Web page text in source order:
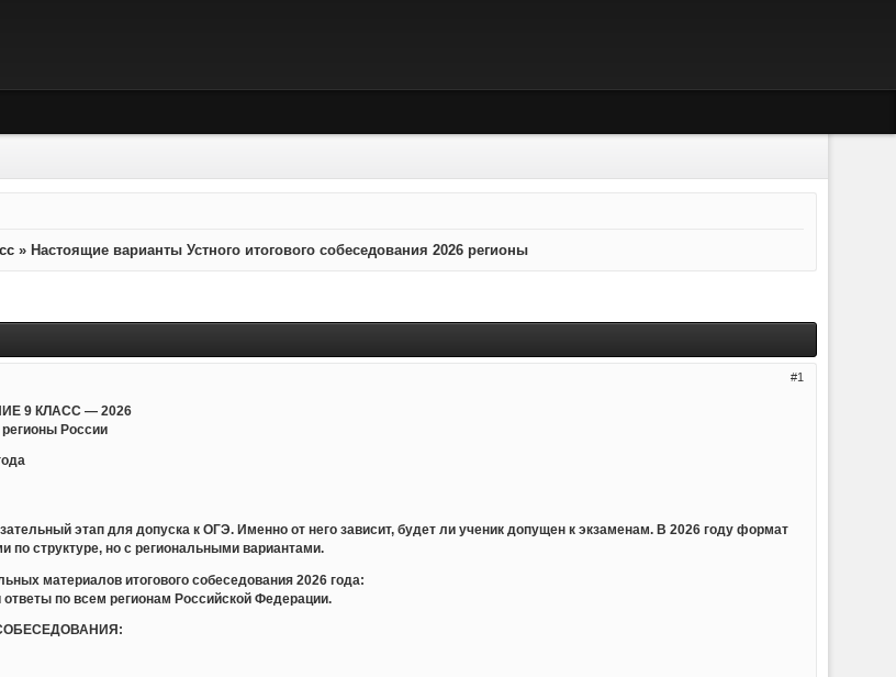
» Настоящие варианты Устного итогового собеседования 2026 регионы
1
9 КЛАСС — 2026
России
этап для допуска к ОГЭ. Именно от него зависит, будет ли ученик допущен к экзаменам. В 2026 году формат
по структуре, но с региональными вариантами.
материалов итогового собеседования 2026 года:
по всем регионам Российской Федерации.